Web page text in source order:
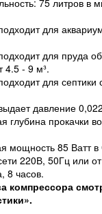
75 литров в
для
для пруда
4.5 - 9 м³.
для
давление
глубина прокачки
мощность 85 Ватт в
220В, 50Гц или
8 часов.
компрессора